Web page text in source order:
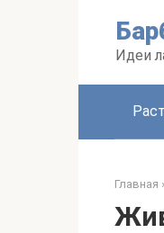
Идеи
Главная